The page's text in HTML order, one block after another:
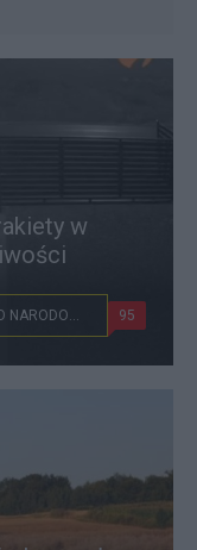
w
BEZPIECZEŃSTWO NARODOWE 95